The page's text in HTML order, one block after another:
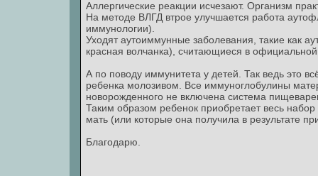
Аллергические реакции исчезают. Организм
На методе ВЛГД втрое улучшается работа
иммунологии).
Уходят аутоиммунные заболевания, такие как
красная волчанка), считающиеся в
А по поводу иммунитета у детей. Так ведь это
ребенка молозивом. Все иммуноглобулины
новорожденного не включена система
Таким образом ребенок приобретает весь
мать (или которые она получила в результате
Благодарю.